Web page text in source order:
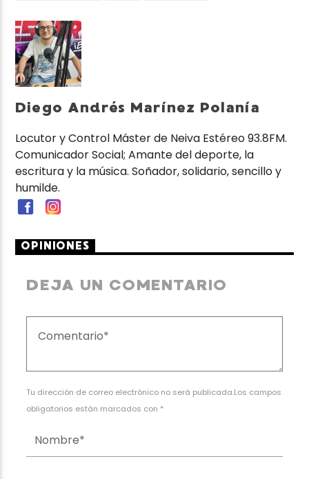
Diego Andrés Marínez Polanía
Locutor y Control Máster de Neiva Estéreo 93.8FM.
Comunicador Social; Amante del deporte, la
escritura y la música. Soñador, solidario, sencillo y
humilde.
OPINIONES
DEJA UN COMENTARIO
Tu dirección de correo electrónico no será publicada.Los campos
obligatorios están marcados con *